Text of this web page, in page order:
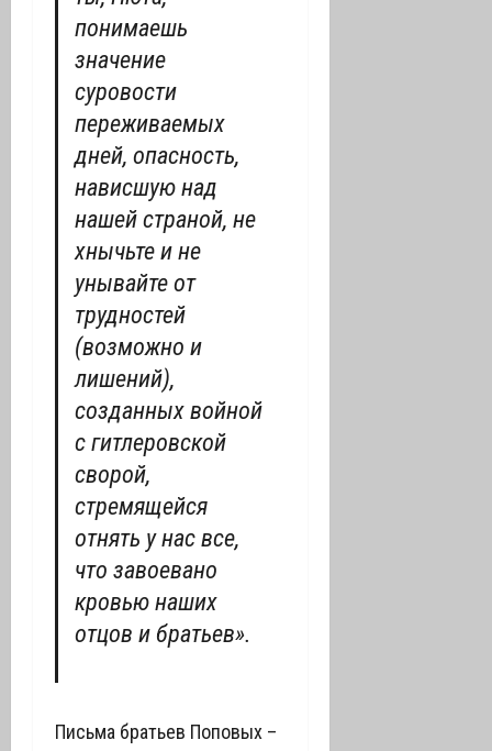
понимаешь
значение
суровости
переживаемых
дней, опасность,
нависшую над
нашей страной, не
хнычьте и не
унывайте от
трудностей
(возможно и
лишений),
созданных войной
с гитлеровской
сворой,
стремящейся
отнять у нас все,
что завоевано
кровью наших
отцов и братьев».
Письма братьев Поповых –